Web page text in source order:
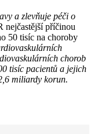
a zlevňuje péči o
nejčastější příčinou
50 tisíc na choroby
chorob
tisíc pacientů a jejich
miliardy korun.